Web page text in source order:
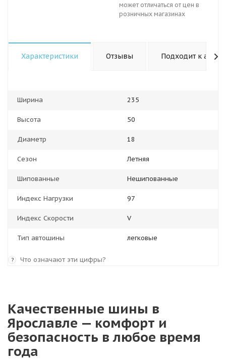
может отличаться от цен в
розничных магазинах
Характеристики Отзывы Подходит к авто
Ширина 235
Высота 50
Диаметр 18
Сезон Летняя
Шипованные Нешипованные
Индекс Нагрузки 97
Индекс Скорости V
Тип автошины легковые
? Что означают эти цифры?
Качественные шины в
Ярославле — комфорт и
безопасность в любое время
года